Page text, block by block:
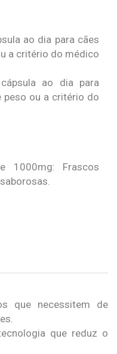
ao dia para cães
a critério do médico
ao dia para
peso ou a critério do
1000mg: Frascos
que necessitem de
que reduz o